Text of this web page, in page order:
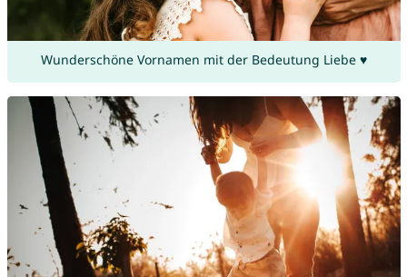
Wunderschöne Vornamen mit der Bedeutung Liebe ♥